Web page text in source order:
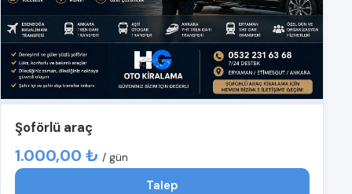
Şoförlü araç
1.000,00 ₺ / gün
Talep